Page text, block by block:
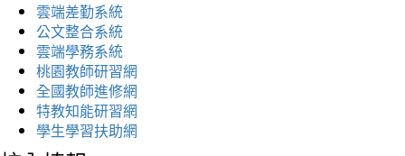
雲端差勤系統
公文整合系統
雲端學務系統
桃園教師研習網
全國教師進修網
特教知能研習網
學生學習扶助網